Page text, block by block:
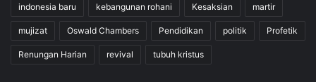
indonesia baru kebangunan rohani Kesaksian martir
mujizat Oswald Chambers Pendidikan politik Profetik
Renungan Harian revival tubuh kristus